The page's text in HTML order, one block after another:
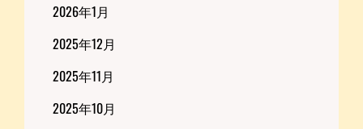
2026年1月
2025年12月
2025年11月
2025年10月